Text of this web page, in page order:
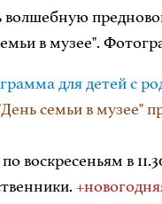
в музее".
для детей с
семьи в музее"
воскресеньям в